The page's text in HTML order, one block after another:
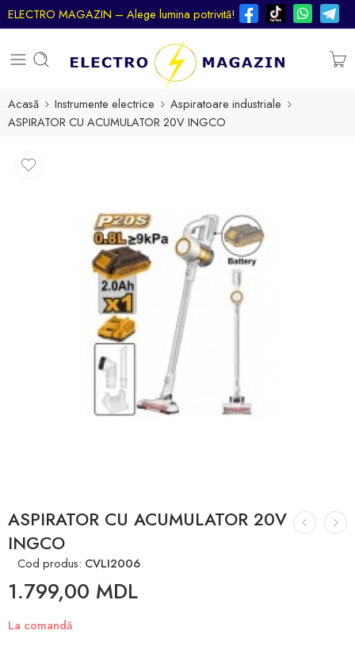
ELECTRO MAGAZIN – Alege lumina potrivită!
Acasă Instrumente electrice
Aspiratoare industriale
ASPIRATOR CU ACUMULATOR 20V INGCO
ASPIRATOR CU ACUMULATOR 20V
INGCO
Cod produs: CVLI2006
1.799,00 MDL
La comandă